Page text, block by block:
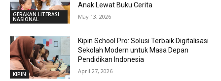
GERAKAN LITERASI
NASIONAL
Anak Lewat Buku Cerita
May 13, 2026
KIPIN
Kipin School Pro: Solusi Terbaik Digitalisasi
Sekolah Modern untuk Masa Depan
Pendidikan Indonesia
April 27, 2026